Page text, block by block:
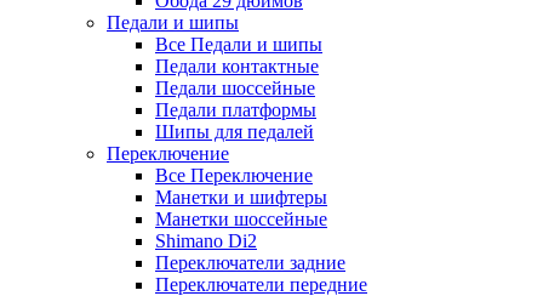
Педали и шипы
Все Педали и шипы
Педали контактные
Педали шоссейные
Педали платформы
Шипы для педалей
Переключение
Все Переключение
Манетки и шифтеры
Манетки шоссейные
Shimano Di2
Переключатели задние
Переключатели передние